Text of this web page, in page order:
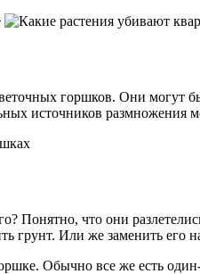
горшков. Они могут
источников размножения
Понятно, что они
грунт. Или же заменить его
Обычно все же есть